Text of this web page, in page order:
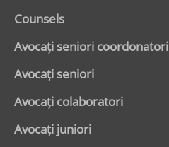
Counsels
Avocaţi seniori coordonatori
Avocaţi seniori
Avocaţi colaboratori
Avocaţi juniori